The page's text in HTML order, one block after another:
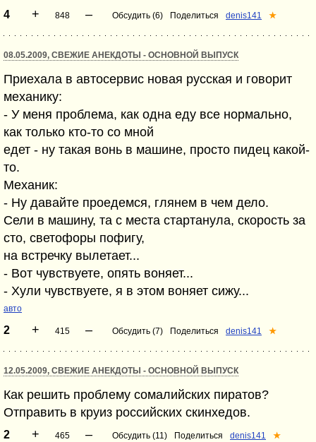
4 + 848 – Обсудить (6) Поделиться denis141 ★
08.05.2009, СВЕЖИЕ АНЕКДОТЫ - ОСНОВНОЙ ВЫПУСК
Приехала в автосервис новая русская и говорит
механику:
- У меня проблема, как одна еду все нормально,
как только кто-то со мной
едет - ну такая вонь в машине, просто пидец какой-
то.
Механик:
- Ну давайте проедемся, глянем в чем дело.
Сели в машину, та с места стартанула, скорость за
сто, светофоры пофигу,
на встречку вылетает...
- Вот чувствуете, опять воняет...
- Хули чувствуете, я в этом воняет сижу...
авто
2 + 415 – Обсудить (7) Поделиться denis141 ★
12.05.2009, СВЕЖИЕ АНЕКДОТЫ - ОСНОВНОЙ ВЫПУСК
Как решить проблему сомалийских пиратов?
Отправить в круиз российских скинхедов.
2 + 465 – Обсудить (11) Поделиться denis141 ★